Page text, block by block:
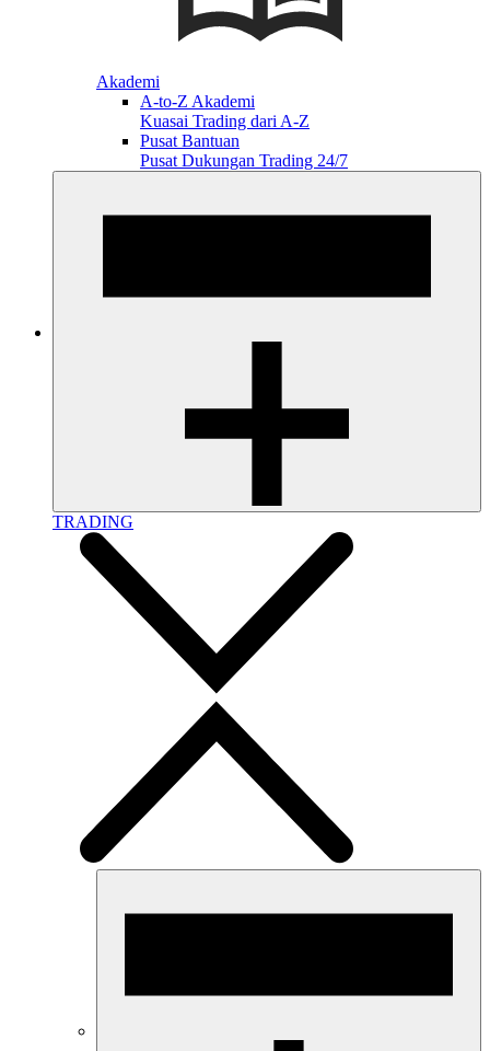
Akademi
A-to-Z Akademi
Kuasai Trading dari A-Z
Pusat Bantuan
Pusat Dukungan Trading 24/7
TRADING